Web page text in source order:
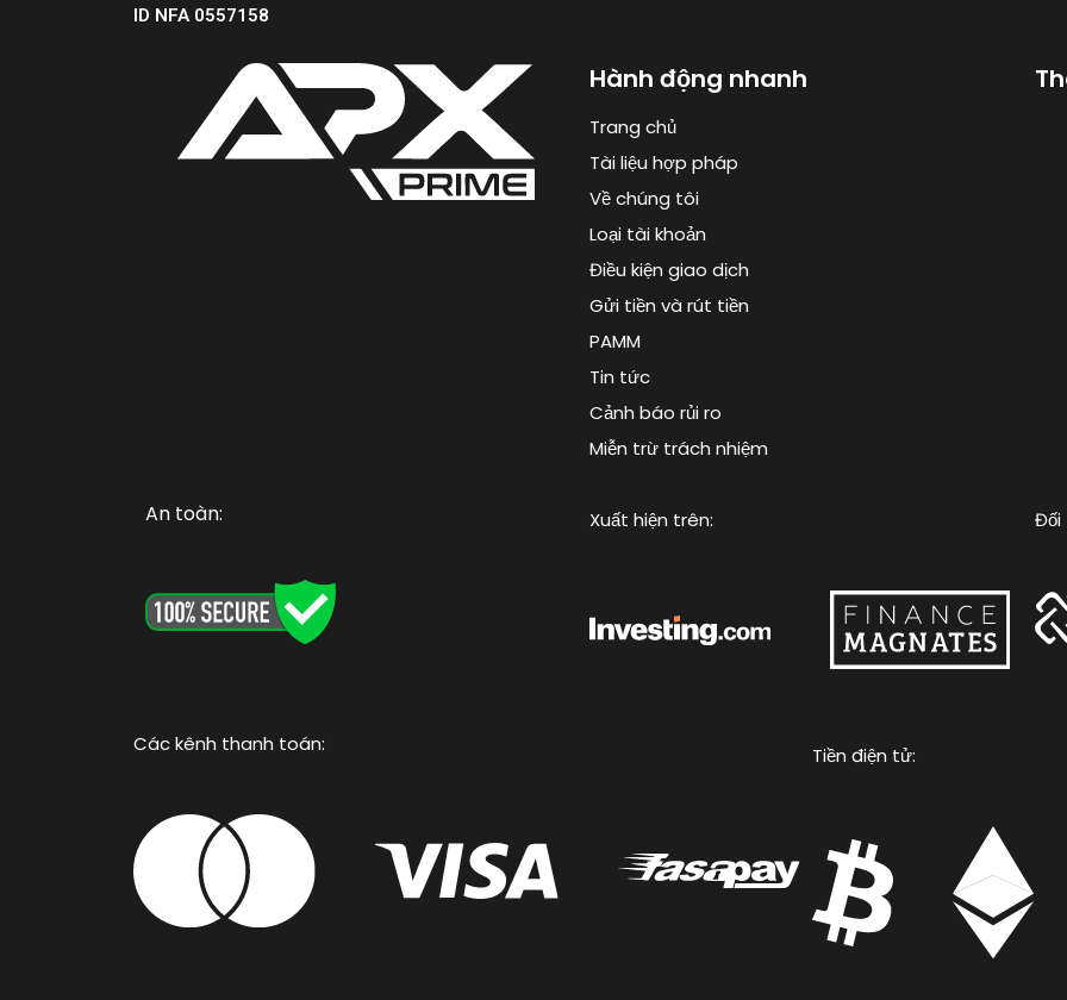
ID NFA 0557158
Hành động nhanh
Trang chủ
Tài liệu hợp pháp
Về chúng tôi
Loại tài khoản
Điều kiện giao dịch
Gửi tiền và rút tiền
PAMM
Tin tức
Cảnh báo rủi ro
Miễn trừ trách nhiệm
An toàn: Xuất hiện trên: Đối
Các kênh thanh toán: Tiền điện tử: